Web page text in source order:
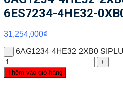
6ES7234-4HE32-
31,254,000₫
6AG1234-4HE32-2XB0
Thêm vào giỏ hàng